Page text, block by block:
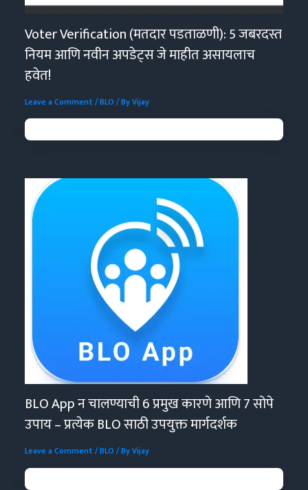
Voter Verification (मतदार पडताळणी): 5 जबरदस्त
नियम आणि नवीन अपडेट्स जे माहीत असायलाच
हवेत!
Leave a Comment/BLO / ByVijay
BLO App न चालण्याची 6 प्रमुख कारणे आणि 7 सोपे
उपाय – प्रत्येक BLO साठी उपयुक्त मार्गदर्शक
Leave a Comment/BLO / ByVijay